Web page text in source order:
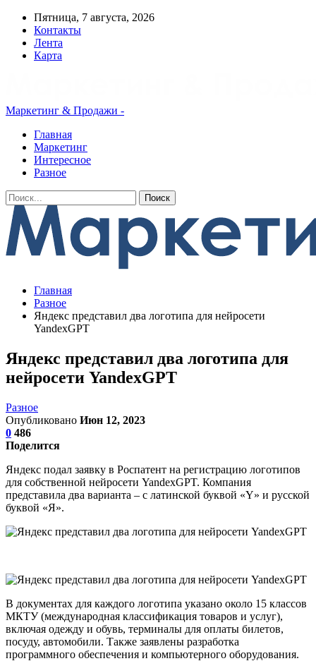
Пятница, 7 августа, 2026
Контакты
Лента
Карта
Маркетинг & Продажи -
Главная
Маркетинг
Интересное
Разное
Главная
Разное
Яндекс представил два логотипа для нейросети
YandexGPT
Яндекс представил два логотипа для
нейросети YandexGPT
Разное
Опубликовано Июн 12, 2023
0 486
Поделится
Яндекс подал заявку в Роспатент на регистрацию логотипов
для собственной нейросети YandexGPT. Компания
представила два варианта – с латинской буквой «Y» и русской
буквой «Я».
В документах для каждого логотипа указано около 15 классов
МКТУ (международная классификация товаров и услуг),
включая одежду и обувь, терминалы для оплаты билетов,
посуду, автомобили. Также заявлены разработка
программного обеспечения и компьютерного оборудования.